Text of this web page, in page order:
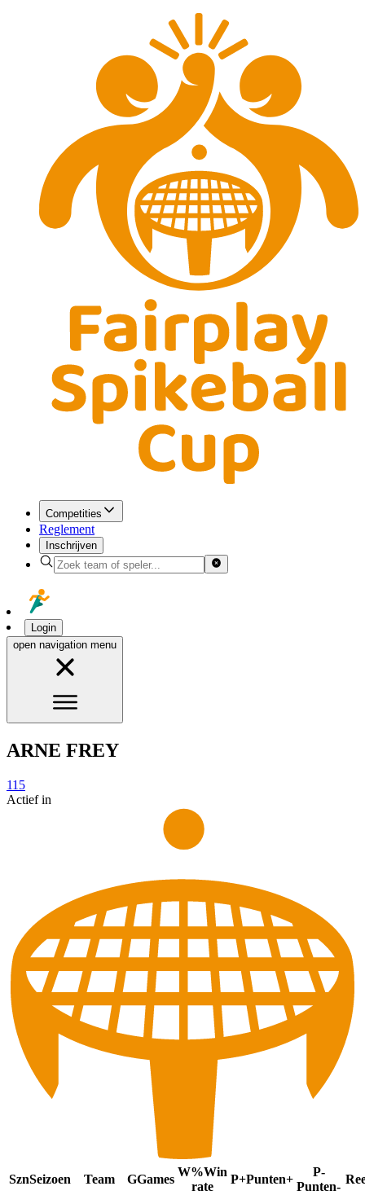
Competities
Reglement
Inschrijven
Login
open navigation menu
ARNE FREY
115
Actief in
SznSeizoen Team GGames
W%Win
rate
P+Punten+
P-
Punten-